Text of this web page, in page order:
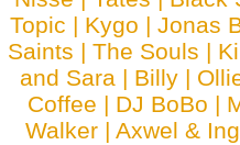
Topic | Kygo | Jonas
Saints | The Souls |
and Sara | Billy |
Coffee | DJ BoBo |
Walker | Axwel &